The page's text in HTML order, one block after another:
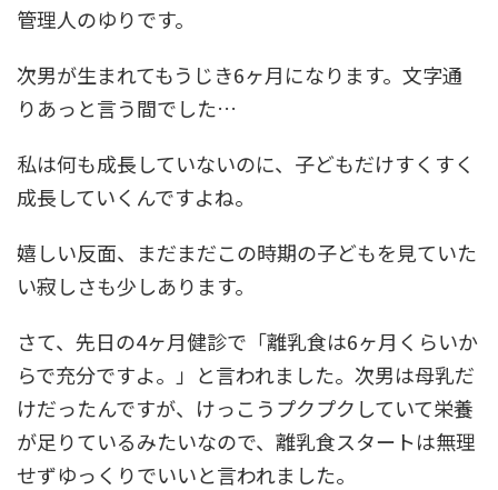
管理人のゆりです。
次男が生まれてもうじき6ヶ月になります。文字通
りあっと言う間でした…
私は何も成長していないのに、子どもだけすくすく
成長していくんですよね。
嬉しい反面、まだまだこの時期の子どもを見ていた
い寂しさも少しあります。
さて、先日の4ヶ月健診で「離乳食は6ヶ月くらいか
らで充分ですよ。」と言われました。次男は母乳だ
けだったんですが、けっこうプクプクしていて栄養
が足りているみたいなので、離乳食スタートは無理
せずゆっくりでいいと言われました。